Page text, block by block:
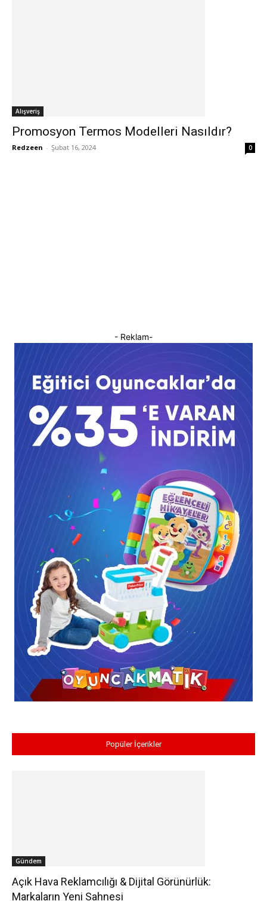
Alışveriş
Promosyon Termos Modelleri Nasıldır?
Redzeen - Şubat 16, 2024 0
- Reklam-
Popüler İçerikler
Gündem
Açık Hava Reklamcılığı & Dijital Görünürlük:
Markaların Yeni Sahnesi